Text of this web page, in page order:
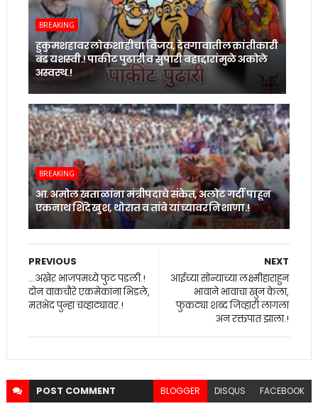
BREAKING
हुकुमशहावर लोकशाहीचा विजय, देवगावातील क्रांतीकारी
बंड यशस्वी.! पाकीट पुढारी व सुपारी बहाद्दारांमुळे अकोले
अस्वस्थ.!
BREAKING
आ. अमोल खताळांना मंत्रीपदाचे संकेत, अलोट गर्दी पाहून
एकनाथ शिंदे खुश, थोरात व तांबे यांच्यावर निशाणा.!
NEXT
आईच्या सोन्याच्या लक्ष्मीहाराहुन
भावाने भावाचा खुन केला,
फुकट्या शब्द जिव्हारी लागला
अन रक्तपात झाला.!
PREVIOUS
...अखेर भाजपमध्ये फुट पडली.!
दोन वाकचौरे एकमेकांना भिडले,
मतभेद पुन्हा चव्हाट्यावर.!
POST COMMENT BLOGGER DISQUS FACEBOOK